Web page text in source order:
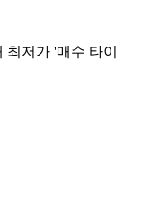
저가 '매수 타이